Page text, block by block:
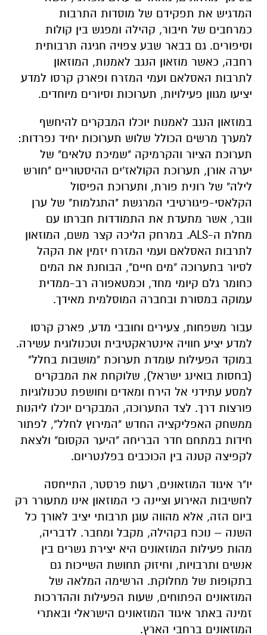
המדגיש את תפקידם של מוסדות התרבות
כמרחבים של חיבור, קהילה ומפגש בין קולות
וסיפורים. גם בבאר שבע צפויה חגיגה תרבותית
רחבה, כאשר מוזאון הנגב לאמנות, המוזאון
לתרבות האסלאם ועמי המזרח ופארק קרסו למדע
יציעו מגוון פעילויות, תערוכות וסיורים מיוחדים.
במוזאון הנגב לאמנות יוכלו המבקרים להיחשף
למערך מרשים הכולל שלוש תערוכות יחיד נפרדות:
תערוכת הציור והקרמיקה "שמיכת טלאים" של
יערה אורן, תערוכת הקולאז'ים ההיסטוריים "חורש
לילה" של רונית פורת, ותערוכת הפיסול
הקלאסי-פיגורטיבי המרגשת "התגלמות" של ערן
וובר, אשר מתעדת את התמודדות חברתו עם
מחלת ה-ALS. במרחק הליכה קצר משם, המוזאון
לתרבות האסלאם ועמי המזרח יזמין את הקהל
לסיור בתערוכה "מים חיים", הבוחנת את המים
כחומר גלם קיומי מחד, וכמטאפורה רב-ממדית
עמוקה במסורת ובחברה המוסלמית מאידך.
עבור משפחות, צעירים וחובבי מדע, פארק קרסו
למדע יציע חוויה אינטראקטיבית וטכנולוגית עשירה.
במוקד הפעילות עומדת תערוכת "מושבות בחלל"
(בחסות בואינג ישראל), שלוקחת את המבקרים
למסע עתידני אל הירח ומאדים וחושפת טכנולוגיות
פורצות דרך. לצד התערוכה, המבקרים יוכלו ליהנות
ממשחק האפליקציה החדש "המירוץ לחלל", לפתור
חידות במתחם חדר הבריחה "היער הקסום" ולצאת
לקפיצה קטנה בין הכוכבים בפלנטריום.
יו"ר איגוד המוזאונים, רעות פרסטר, התייחסה
לחשיבות האירוע וציינה כי המוזאון אינו מתעורר רק
ביום הזה, אלא מהווה עוגן תרבותי יציב לאורך כל
השנה – נוכח בקהילה, מקבל ומחבר. לדבריה,
מהות פעילות המוזאונים היא יצירת גשרים בין
אנשים ותרבויות, וחיזוק תחושת השייכות גם
בתקופות של מחלוקת. הרשימה המלאה של
המוזאונים הפתוחים, שעות הפעילות וההדרכות
זמינה באתר איגוד המוזאונים הישראלי ובאתרי
המוזאונים ברחבי הארץ.